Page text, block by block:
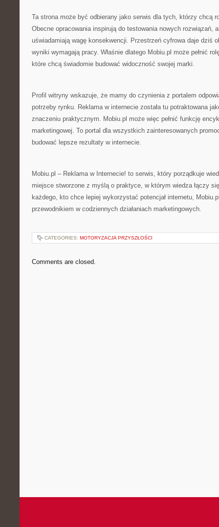
Ta strona może być odbierany jako serwis dla tych, którzy chcą
Obecne opracowania inspirują do testowania nowych rozwiązań,
uświadamiają wagę konsekwencji. Przestrzeń cyfrowa daje dziś
wyniki wymagają pracy. Właśnie dlatego Mobiu.pl może pełnić
które chcą świadomie budować widoczność swojej marki.
Profil witryny wskazuje, że mamy do czynienia z portalem
potrzeby rynku. Reklama w internecie została tu potraktowana
znaczeniu praktycznym. Mobiu.pl może więc pełnić funkcję
marketingowej. To portal dla wszystkich zainteresowanych
budować lepsze rezultaty w internecie.
Mobiu.pl – Reklama w Internecie! to serwis, który porządkuje
miejsce stworzone z myślą o praktyce, w którym wiedza łączy
każdego, kto chce lepiej wykorzystać potencjał internetu,
przewodnikiem w codziennych działaniach marketingowych.
CATEGORIES: MOTORYZACJA PRZYSZŁOŚCI
Comments are closed.